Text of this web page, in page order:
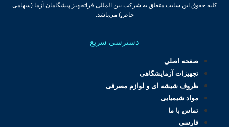
کلیه حقوق این سایت متعلق به شرکت بین المللی فراتجهیز پیشگامان آزما (سهامی
خاص) می‌باشد.
دسترسی سریع
صفحه اصلی
تجهیزات آزمایشگاهی
ظروف شیشه ای و لوازم مصرفی
مواد شیمیایی
تماس با ما
فارسی